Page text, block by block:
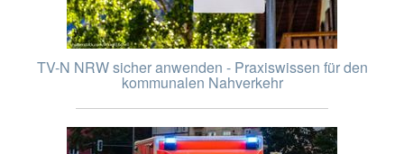
TV-N NRW sicher anwenden - Praxiswissen für den
kommunalen Nahverkehr